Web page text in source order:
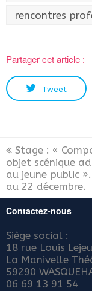
rencontres
Partager cet article :
Tweet
Stage : «
objet scénique
au jeune public
au 22 décembre.
Contactez-nous
Siège social :
18 rue Louis
La Manivelle
59290
06 69 13 91 54